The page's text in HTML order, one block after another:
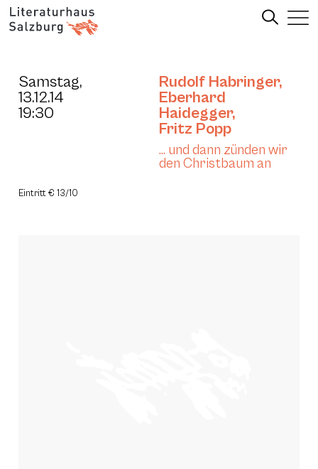
Samstag,
13.12.14
19:30
Rudolf Habringer,
Eberhard
Haidegger,
Fritz Popp
… und dann zünden wir
den Christbaum an
Eintritt € 13/10